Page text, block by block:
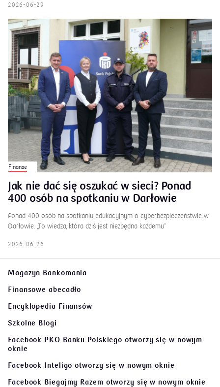
2026-06-29
Finanse
Jak nie dać się oszukać w sieci? Ponad
400 osób na spotkaniu w Darłowie
Ponad 400 osób na spotkaniu edukacyjnym o cyberbezpieczeństwie w
Darłowie. „To wiedza, która dziś jest niezbędna każdemu”
2026-06-26
Magazyn Bankomania
Finansowe abecadło
Encyklopedia Finansów
Szkolne Blogi
Facebook PKO Banku Polskiego otworzy się w nowym
oknie
Facebook Inteligo otworzy się w nowym oknie
Facebook Biegajmy Razem otworzy się w nowym oknie